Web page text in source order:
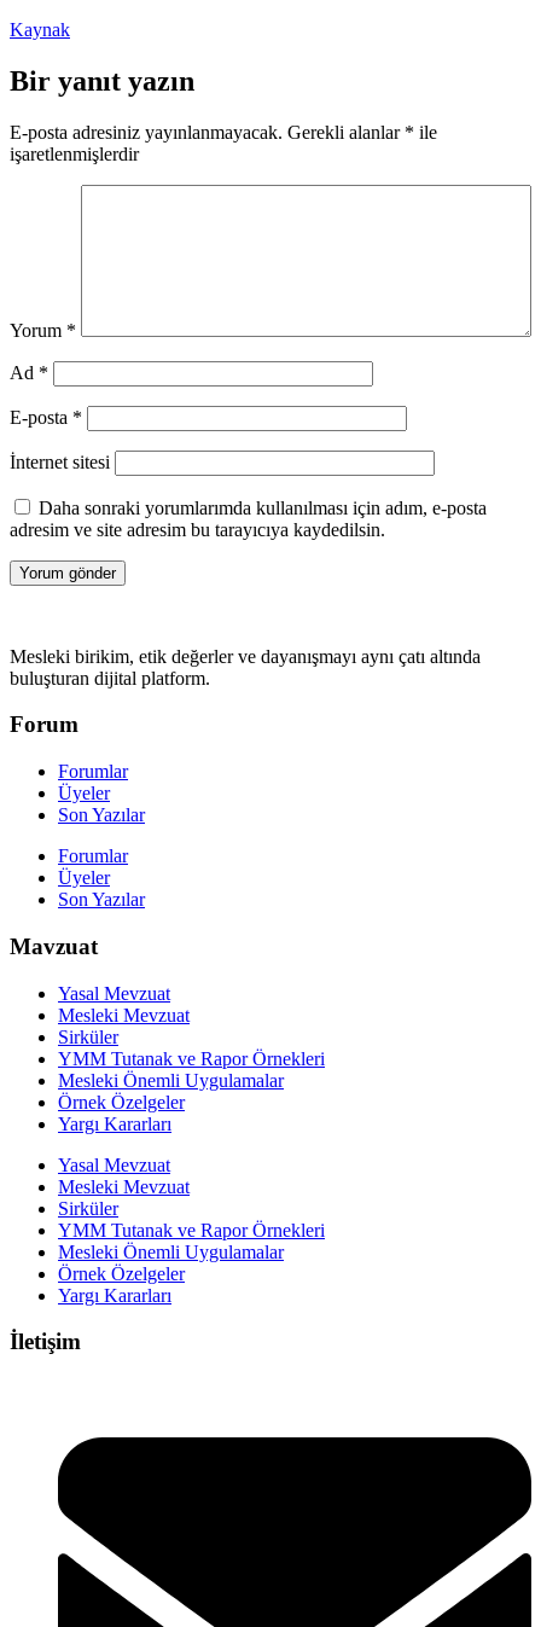
Kaynak
Bir yanıt yazın
E-posta adresiniz yayınlanmayacak. Gerekli alanlar * ile
işaretlenmişlerdir
Yorum *
Ad *
E-posta *
İnternet sitesi
Daha sonraki yorumlarımda kullanılması için adım, e-posta
adresim ve site adresim bu tarayıcıya kaydedilsin.
Mesleki birikim, etik değerler ve dayanışmayı aynı çatı altında
buluşturan dijital platform.
Forum
Forumlar
Üyeler
Son Yazılar
Forumlar
Üyeler
Son Yazılar
Mavzuat
Yasal Mevzuat
Mesleki Mevzuat
Sirküler
YMM Tutanak ve Rapor Örnekleri
Mesleki Önemli Uygulamalar
Örnek Özelgeler
Yargı Kararları
Yasal Mevzuat
Mesleki Mevzuat
Sirküler
YMM Tutanak ve Rapor Örnekleri
Mesleki Önemli Uygulamalar
Örnek Özelgeler
Yargı Kararları
İletişim